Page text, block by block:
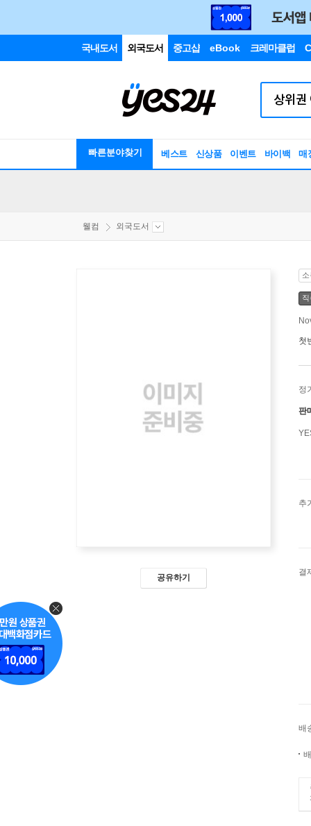
국내도서 외국도서 중고샵 eBook 크레마클럽
빠른분야찾기 베스트 신상품 이벤트 바이백 매
웰컴 외국도서
공유하기
첫
정
판
추
결
배